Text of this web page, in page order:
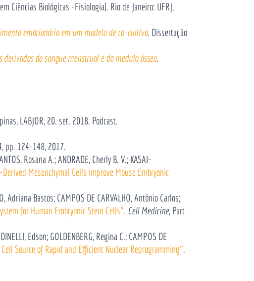
Ciências Biológicas -Fisiologia]. Rio de Janeiro: UFRJ,
embrionário em um modelo de co-cultivo. Dissertação
do sangue menstrual e da medula óssea.
LABJOR, 20. set. 2018. Podcast.
pp. 124-148, 2017.
Rosana A.; ANDRADE, Cherly B. V.; KASAI-
Mesenchymal Cells Improve Mouse Embryonic
Adriana Bastos; CAMPOS DE CARVALHO, Antônio Carlos;
for Human Embryonic Stem Cells”. Cell Medicine, Part
Edson; GOLDENBERG, Regina C.; CAMPOS DE
Source of Rapid and Efficient Nuclear Reprogramming”.